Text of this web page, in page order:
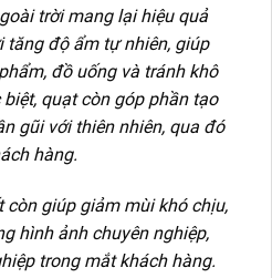
trời mang lại hiệu quả
tăng độ ẩm tự nhiên, giúp
đồ uống và tránh khô
quạt còn góp phần tạo
gũi với thiên nhiên, qua đó
hàng.
còn giúp giảm mùi khó chịu,
hình ảnh chuyên nghiệp,
trong mắt khách hàng.